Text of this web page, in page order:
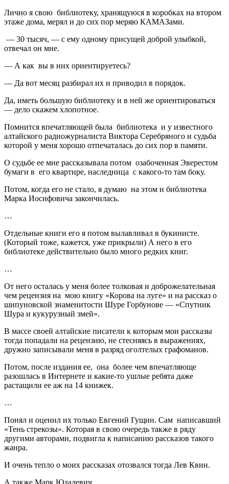
Лично я свою библиотеку, хранящуюся в коробках на втором
этаже дома, мерял и до сих пор меряю КАМАЗами.
— 30 тысяч, — с ему одному присущей доброй улыбкой,
отвечал он мне.
— А как вы в них ориентируетесь?
— Да вот месяц разбирал их и приводил в порядок.
Да, иметь большую библиотеку и в ней же ориентироваться
— дело скажем хлопотное.
Помнится впечатляющей была библиотека и у известного
алтайского радиожурналиста Виктора Серебряного и судьба
которой у меня хорошо отпечаталась до сих пор в памяти.
О судьбе ее мне рассказывала потом озабоченная Эверестом
бумаги в его квартире, наследница с какого-то там боку.
Потом, когда его не стало, я думаю на этом и библиотека
Марка Иосифовича закончилась.
…
Отдельные книги его я потом вылавливал в букинисте.
(Который тоже, кажется, уже прикрыли) А него в его
библиотеке действительно было много редких книг.
…
От него осталась у меня более толковая и доброжелательная
чем рецензия на мою книгу «Корова на луге» и на рассказ о
шипуновской знаменитости Шуре Горбунове — «Спутник
Шура и кукурузный змей».
В массе своей алтайские писатели к которым мои рассказы
тогда попадали на рецензию, не стесняясь в выражениях,
дружно записывали меня в разряд оголтелых графоманов.
Потом, после издания ее, она более чем впечатляюще
разошлась в Интернете и какие-то ушлые ребята даже
растащили ее аж на 14 книжек.
…
Понял и оценил их только Евгений Гущин. Сам написавший
«Тень стрекозы». Которая в свою очередь также в ряду
другими авторами, подвигла к написанию рассказов такого
жанра.
И очень тепло о моих рассказах отозвался тогда Лев Квин.
А также Марк Юдалевич.